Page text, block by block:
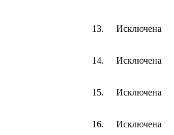
13. Исключена
14. Исключена
15. Исключена
16. Исключена